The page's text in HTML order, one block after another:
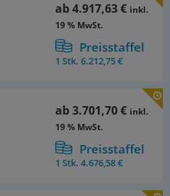
ab4.917,63 € inkl.
19 % MwSt.
Preisstaffel
1 Stk.6.212,75 €
ab3.701,70 € inkl.
19 % MwSt.
Preisstaffel
1 Stk.4.676,58 €